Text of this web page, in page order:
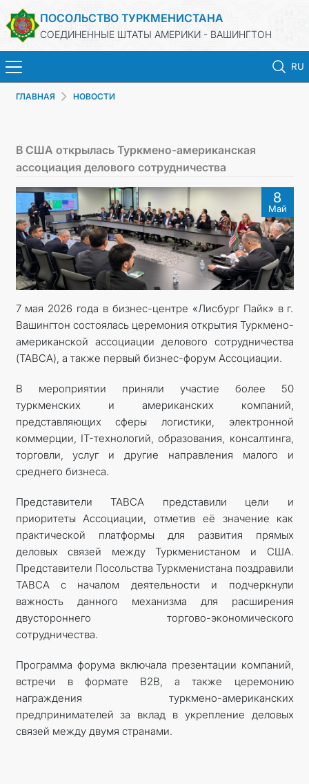
ПОСОЛЬСТВО ТУРКМЕНИСТАНА
СОЕДИНЕННЫЕ ШТАТЫ АМЕРИКИ - ВАШИНГТОН
RU
ТУРКМЕНИСТАН
КОНСУЛЬСКИЕ УСЛУГИ
МИД
ОБЪЯВЛЕНИЕ ДЛЯ ТУРКМЕНСКИХ ГРАЖДАН
КОНТАКТНЫЕ ДАННЫЕ
ГЛАВНАЯ НОВОСТИ
В США открылась Туркмено-американская
ассоциация делового сотрудничества
8
Май
7 мая 2026 года в бизнес-центре «Лисбург Пайк» в г.
Вашингтон состоялась церемония открытия Туркмено-
американской ассоциации делового сотрудничества
(TABCA), а также первый бизнес-форум Ассоциации.
В мероприятии приняли участие более 50
туркменских и американских компаний,
представляющих сферы логистики, электронной
коммерции, IT-технологий, образования, консалтинга,
торговли, услуг и другие направления малого и
среднего бизнеса.
Представители TABCA представили цели и
приоритеты Ассоциации, отметив её значение как
практической платформы для развития прямых
деловых связей между Туркменистаном и США.
Представители Посольства Туркменистана поздравили
TABCA с началом деятельности и подчеркнули
важность данного механизма для расширения
двустороннего торгово-экономического
сотрудничества.
Программа форума включала презентации компаний,
встречи в формате B2B, а также церемонию
награждения туркмено-американских
предпринимателей за вклад в укрепление деловых
связей между двумя странами.